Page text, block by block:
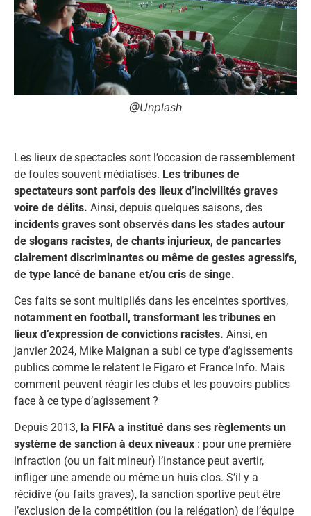
@Unplash
Les lieux de spectacles sont l’occasion de rassemblement
de foules souvent médiatisés. Les tribunes de
spectateurs sont parfois des lieux d’incivilités graves
voire de délits. Ainsi, depuis quelques saisons, des
incidents graves sont observés dans les stades autour
de slogans racistes, de chants injurieux, de pancartes
clairement discriminantes ou même de gestes agressifs,
de type lancé de banane et/ou cris de singe.
Ces faits se sont multipliés dans les enceintes sportives,
notamment en football, transformant les tribunes en
lieux d’expression de convictions racistes. Ainsi, en
janvier 2024, Mike Maignan a subi ce type d’agissements
publics comme le relatent le Figaro et France Info. Mais
comment peuvent réagir les clubs et les pouvoirs publics
face à ce type d’agissement ?
Depuis 2013, la FIFA a institué dans ses règlements un
système de sanction à deux niveaux : pour une première
infraction (ou un fait mineur) l’instance peut avertir,
infliger une amende ou même un huis clos. S’il y a
récidive (ou faits graves), la sanction sportive peut être
l’exclusion de la compétition (ou la relégation) de l’équipe